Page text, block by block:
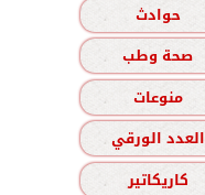
حوادث
صحة وطب
منوعات
العدد الورقي
كاريكاتير